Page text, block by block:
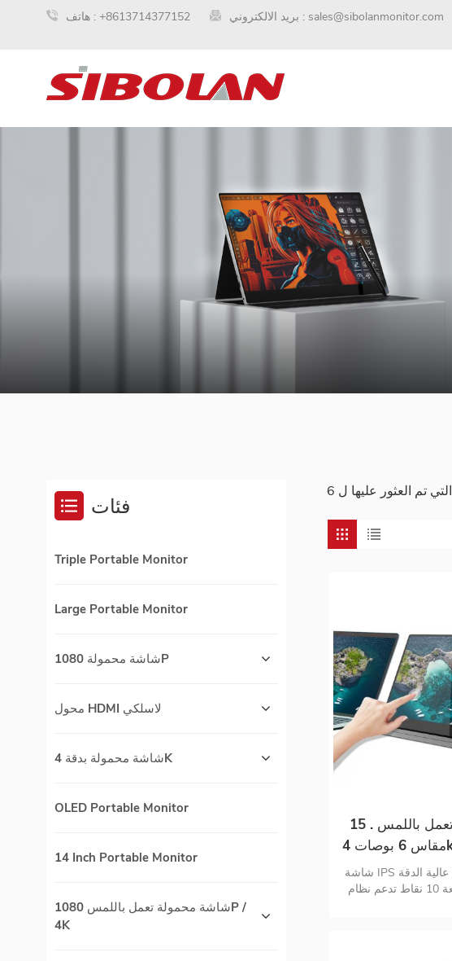
هاتف : +8613714377152 بريد الالكتروني : sales@sibolanmonitor.com
15 . شاشة محمولة تعمل باللمس
مقاس 6 بوصات 4k مدمجة للبطارية
شاشة IPS عالية الدقة FHD 1080p شاشة
تعمل باللمس بالسعة 10 نقاط تدعم نظام
فئات
Triple Portable Monitor
Large Portable Monitor
شاشة محمولة 1080P
محول HDMI لاسلكي
شاشة محمولة بدقة 4K
OLED Portable Monitor
14 Inch Portable Monitor
شاشة محمولة تعمل باللمس 1080P /
4K